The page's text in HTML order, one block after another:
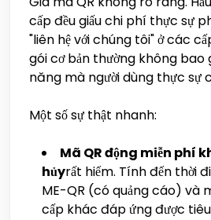
cấp đều giấu chi phí thực sự
"liên hệ với chúng tôi" ở các
gói cơ bản thường không
năng mà người dùng thực sự
Một số sự thật nhanh:
Mã QR động miễn phí
hủyrất hiếm. Tính đến thời
ME-QR (có quảng cáo) và
cấp khác đáp ứng được